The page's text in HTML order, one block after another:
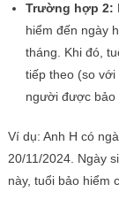
Trường hợp 2:
hiểm đến ngày
tháng. Khi đó,
tiếp theo (so
người được bảo
Ví dụ: Anh H có
20/11/2024. Ngày
này, tuổi bảo hiểm